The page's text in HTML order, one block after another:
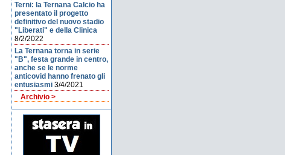
Terni: la Ternana Calcio ha
presentato il progetto
definitivo del nuovo stadio
"Liberati" e della Clinica
8/2/2022
La Ternana torna in serie
"B", festa grande in centro,
anche se le norme
anticovid hanno frenato gli
entusiasmi 3/4/2021
Archivio >